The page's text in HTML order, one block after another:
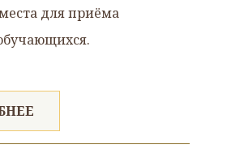
для приёма